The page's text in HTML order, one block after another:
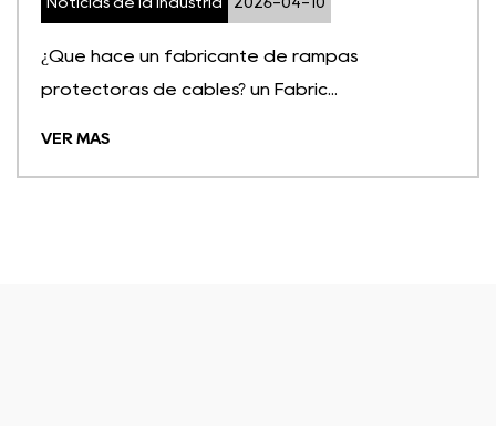
¿Qué hace un fabricante de rampas
protectoras de cables? un Fabric...
VER MÁS